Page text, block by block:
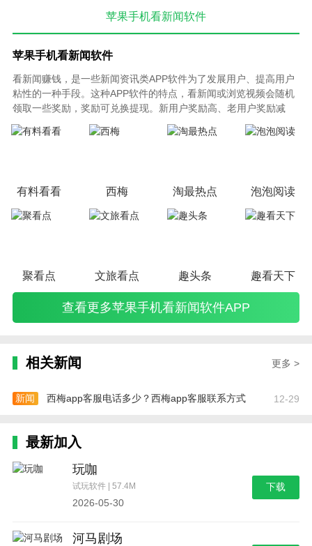
苹果手机看新闻软件
苹果手机看新闻软件
看新闻赚钱，是一些新闻资讯类APP软件为了发展用户、提高用户
粘性的一种手段。这种APP软件的特点，看新闻或浏览视频会随机
领取一些奖励，奖励可兑换提现。新用户奖励高、老用户奖励减
少，当然，通过邀请好友等方式赚到的钱也比较可观。可以把此类
平台当成消磨时间的一种工具，赚大钱还是不要想了。
有料看看 西梅 淘最热点 泡泡阅读
聚看点 文旅看点 趣头条 趣看天下
查看更多苹果手机看新闻软件APP
相关新闻 更多 >
新闻 西梅app客服电话多少？西梅app客服联系方式 12-29
最新加入
玩咖
试玩软件 | 57.4M
2026-05-30
下载
河马剧场